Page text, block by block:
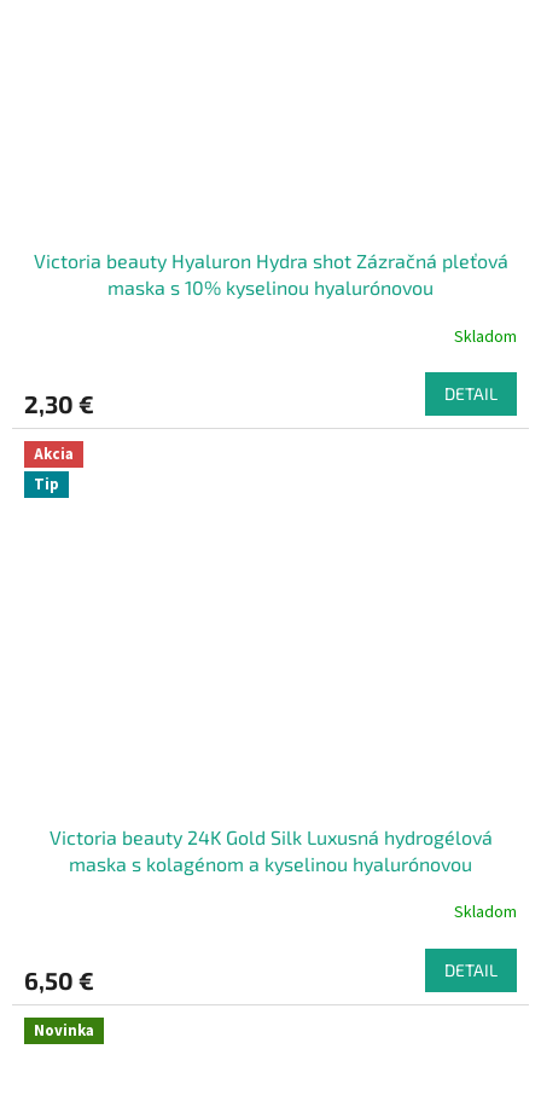
Victoria beauty Hyaluron Hydra shot Zázračná pleťová
maska s 10% kyselinou hyalurónovou
Skladom
2,30 € DETAIL
Akcia
Tip
Victoria beauty 24K Gold Silk Luxusná hydrogélová
maska s kolagénom a kyselinou hyalurónovou
Skladom
6,50 € DETAIL
Novinka